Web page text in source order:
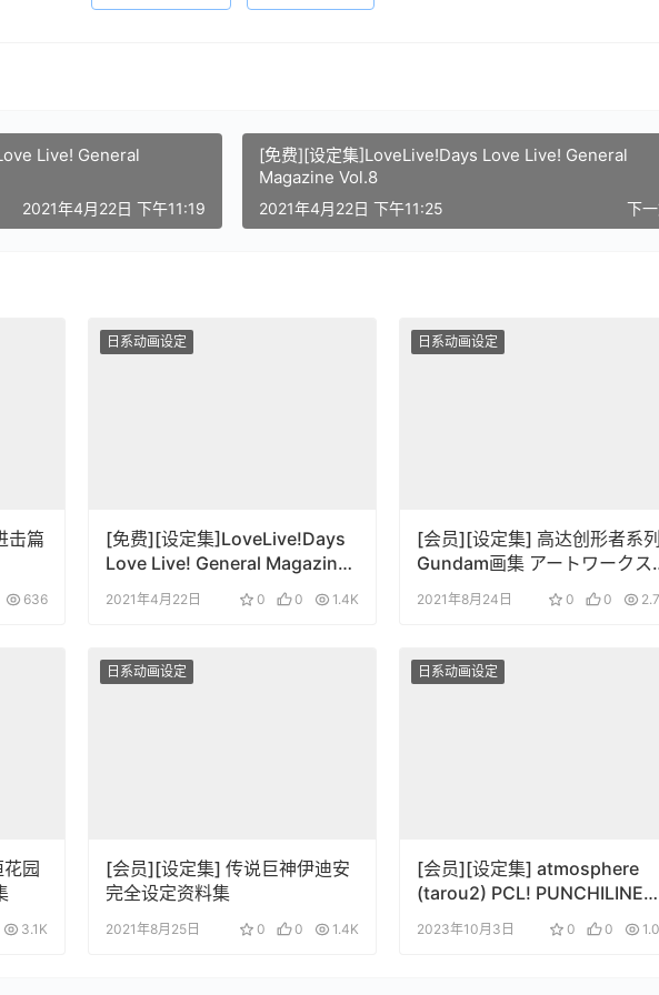
Live! General
2021年4月22日 下午11:19
[免费][设定集]LoveLive!Days Love Live! General
Magazine Vol.8
下
2021年4月22日 下午11:25
击篇
636
日系动画设定
[免费][设定集]LoveLive!Days
Love Live! General Magazine
Vol.6
2021年4月22日 0 0 1.4K
日系动画设定
[会员][设定集] 高达创形者系列
Gundam画集 アートワークス
Build Archive
2021年8月24日 0 0
园
3.1K
日系动画设定
[会员][设定集] 传说巨神伊迪安
完全设定资料集
2021年8月25日 0 0 1.4K
日系动画设定
[会员][设定集] atmosphere
(tarou2) PCL! PUNCHILINE
DESIGNWORKS (パンチライ
ン)
2023年10月3日 0 0